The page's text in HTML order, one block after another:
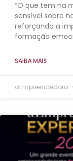
“O que tem na
sensível sobre
reforçando a
formação
SAIBA MAIS
aEmpreendedora